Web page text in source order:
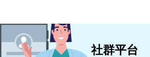
社群平台